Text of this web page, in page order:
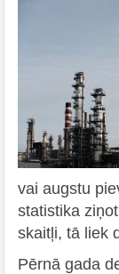
vai augstu
statistika
skaitļi, tā liek
Pērnā gada